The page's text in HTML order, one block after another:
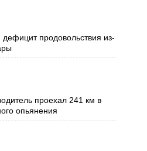
продовольствия из-
проехал 241 км в
опьянения